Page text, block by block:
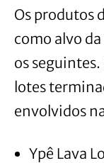
Os produtos
como alvo
os seguintes.
lotes
envolvidos
Ypê Lava